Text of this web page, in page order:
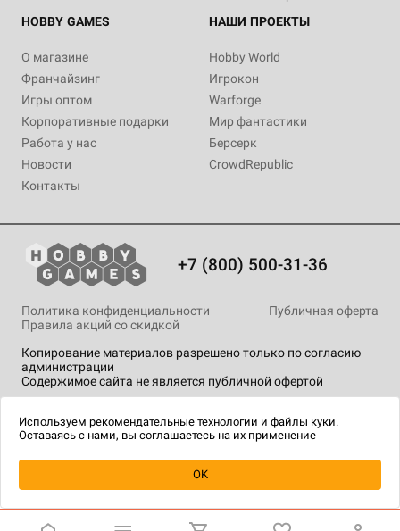
Купить
HOBBY GAMES
О магазине
Франчайзинг
Игры оптом
Корпоративные подарки
Работа у нас
Новости
Контакты
НАШИ ПРОЕКТЫ
Hobby World
Игрокон
Warforge
Мир фантастики
Берсерк
CrowdRepublic
+7 (800) 500-31-36
Копирование материалов разрешено только по согласию
администрации
Содержимое сайта не является публичной офертой
Политика конфиденциальности
Публичная оферта
Правила акций со скидкой
технологии.
Используем рекомендательные технологии и файлы куки.
Оставаясь с нами, вы соглашаетесь на их применение
OK